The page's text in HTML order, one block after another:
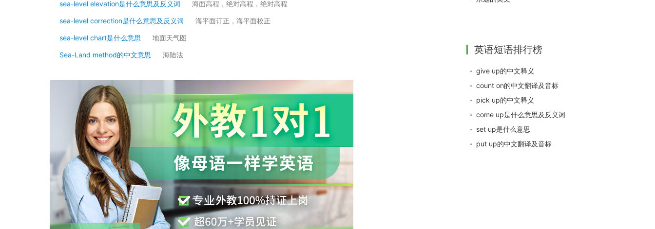
sea-level elevation是什么意思及反义词 海面高程，绝对高程，绝对高程
sea-level correction是什么意思及反义词 海平面订正，海平面校正
sea-level chart是什么意思 地面天气图
Sea-Land method的中文意思 海陆法 英语短语排行榜
give up的中文释义
count on的中文翻译及音标
pick up的中文释义
come up是什么意思及反义词
set up是什么意思
put up的中文翻译及音标